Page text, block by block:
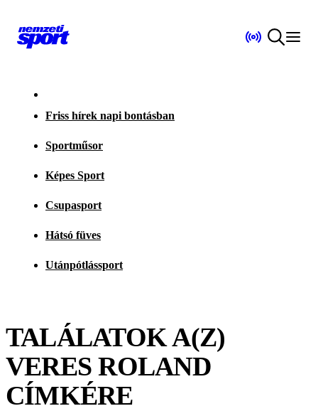
Friss hírek napi bontásban
Sportműsor
Képes Sport
Csupasport
Hátsó füves
Utánpótlássport
TALÁLATOK A(Z)
VERES ROLAND
CÍMKÉRE